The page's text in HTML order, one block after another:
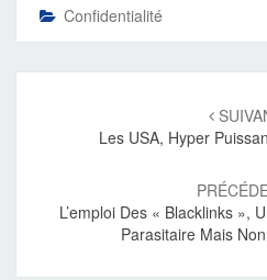
Confidentialité
d'articleLes USA, Hyper
L’emploi Des « Blacklinks »,
Parasitaire Mais